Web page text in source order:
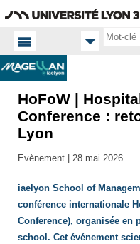
Accueil FR
Chercheurs
du
Magellan -
Centre de
Recherche
HoFoW |
Conference :
Lyon
Evènement | 28 mai 2026
iaelyon School of
conférence internationale
Conference), organisée en
school. Cet événement